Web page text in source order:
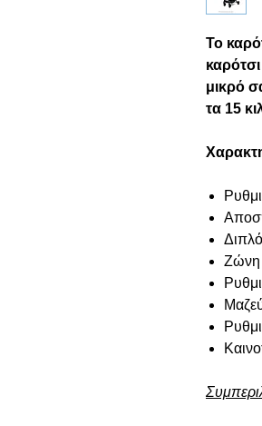
Το
μικρό
τα 15
Ζώνη